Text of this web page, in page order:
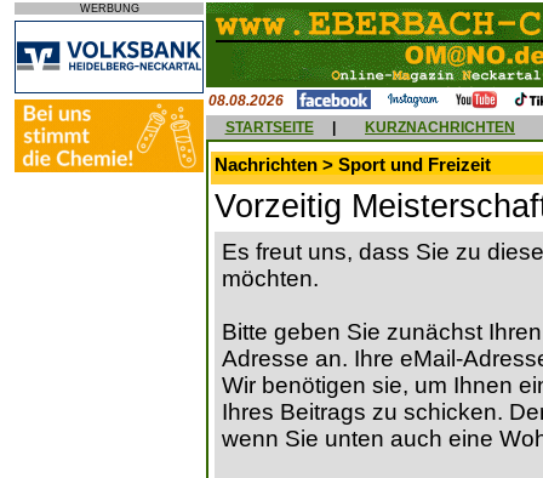
WERBUNG
08.08.2026
STARTSEITE
KURZNACHRICHTEN
Nachrichten > Sport und Freizeit
Vorzeitig
Es freut uns, dass Sie zu
möchten.
Bitte geben Sie zunächst
Adresse an. Ihre eMail-
Wir benötigen sie, um Ihnen
Ihres Beitrags zu schicken.
wenn Sie unten auch eine